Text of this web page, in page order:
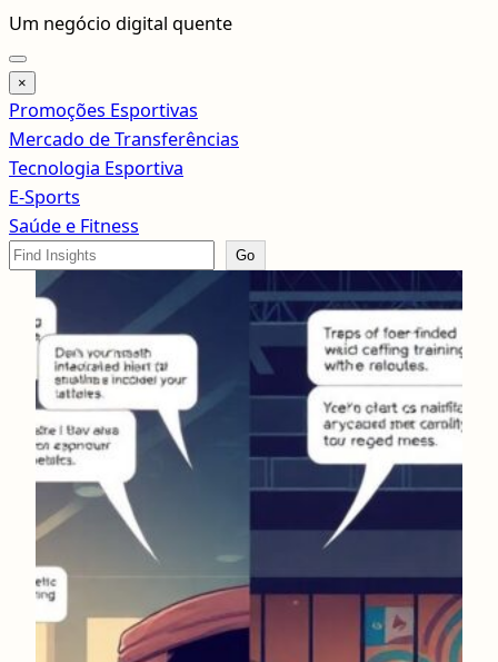
Pular
para
o
conteúdo
Um negócio digital quente
×
Promoções Esportivas
Mercado de Transferências
Tecnologia Esportiva
E-Sports
Saúde e Fitness
Search
Go